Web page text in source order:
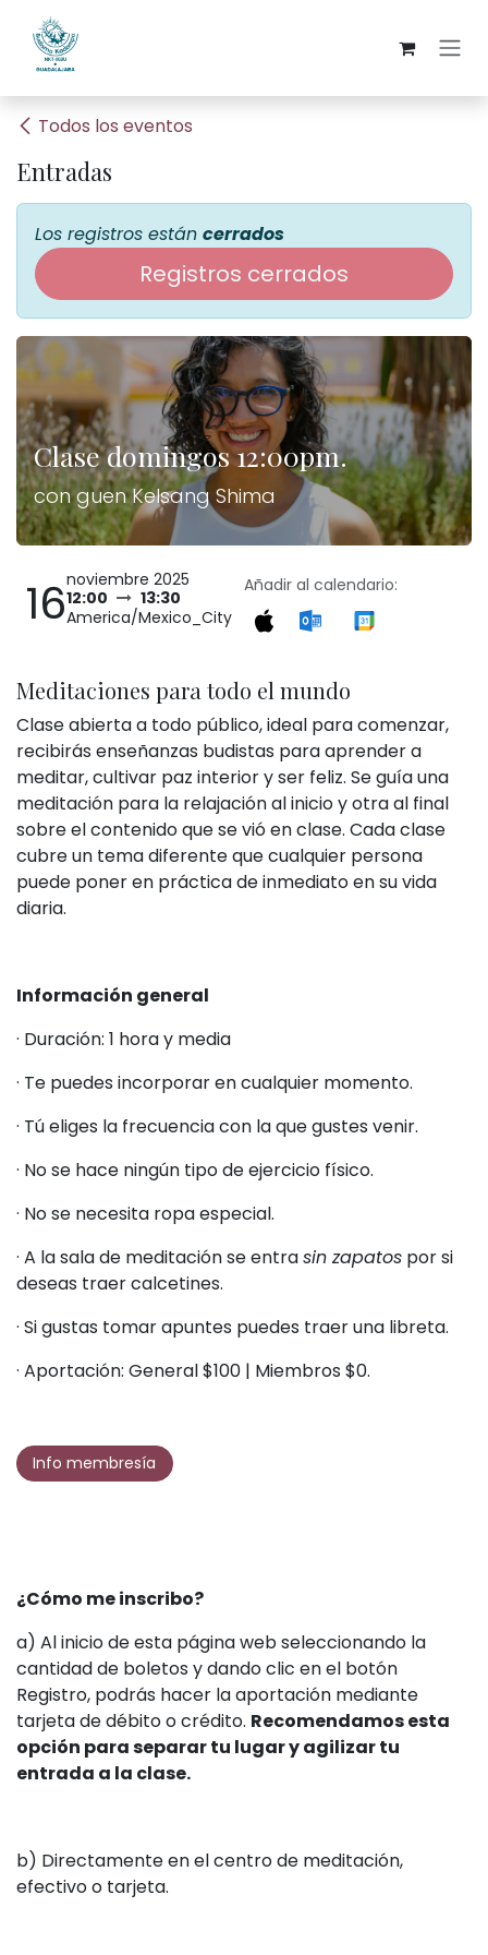
Ir al contenido
Todos los eventos
Entradas
Los registros están cerrados
Registros cerrados
Clase domingos 12:00pm.
con guen Kelsang Shima
16noviembre 2025
12:00
13:30
America/Mexico_City
Añadir al calendario:
Meditaciones para todo el mundo
Clase abierta a todo público, ideal para comenzar,
recibirás enseñanzas budistas para aprender a
meditar, cultivar paz interior y ser feliz. Se guía una
meditación para la relajación al inicio y otra al final
sobre el contenido que se vió en clase. Cada clase
cubre un tema diferente que cualquier persona
puede poner en práctica de inmediato en su vida
diaria.
Información general
· Duración: 1 hora y media
· Te puedes incorporar en cualquier momento.
· Tú eliges la frecuencia con la que gustes venir.
· No se hace ningún tipo de ejercicio físico.
· No se necesita ropa especial.
· A la sala de meditación se entrasin zapatos por si
deseas traer calcetines.
· Si gustas tomar apuntes puedes traer una libreta.
· Aportación: General $100 | Miembros $0.
Info membresía
¿Cómo me inscribo?
a) Al inicio de esta página web seleccionando la
cantidad de boletos y dando clic en el botón
Registro, podrás hacer la aportación mediante
tarjeta de débito o crédito. Recomendamos esta
opción para separar tu lugar y agilizar tu
entrada a la clase.
b) Directamente en el centro de meditación,
efectivo o tarjeta.